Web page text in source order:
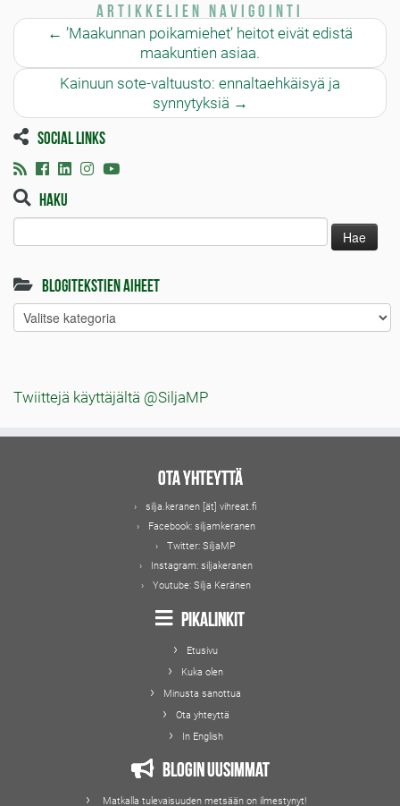
Artikkelien navigointi
← ’Maakunnan poikamiehet’ heitot eivät edistä
maakuntien asiaa.
Kainuun sote-valtuusto: ennaltaehkäisyä ja
synnytyksiä →
Social links
Haku
Blogitekstien aiheet
Blogitekstien
aiheet
Twiittejä käyttäjältä @SiljaMP
Ota yhteyttä
silja.keranen [ät] vihreat.fi
Facebook: siljamkeranen
Twitter: SiljaMP
Instagram: siljakeranen
Youtube: Silja Keränen
Pikalinkit
Etusivu
Kuka olen
Minusta sanottua
Ota yhteyttä
In English
Blogin uusimmat
Matkalla tulevaisuuden metsään on ilmestynyt!